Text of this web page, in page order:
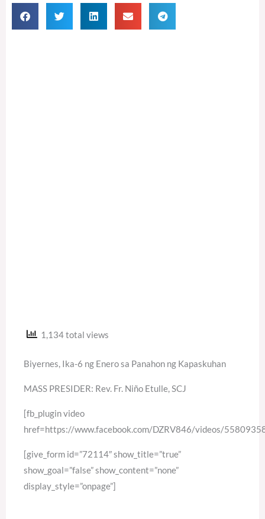
1,134 total views
Biyernes, Ika-6 ng Enero sa Panahon ng Kapaskuhan
MASS PRESIDER: Rev. Fr. Niño Etulle, SCJ
[fb_plugin video
href=https://www.facebook.com/DZRV846/videos/
[give_form id=”72114″ show_title=”true”
show_goal=”false” show_content=”none”
display_style=”onpage”]